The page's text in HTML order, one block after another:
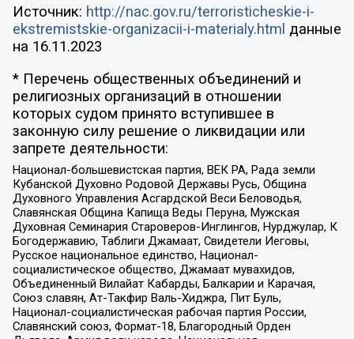
Источник: http://nac.gov.ru/terroristicheskie-i-
ekstremistskie-organizacii-i-materialy.html данные
на 16.11.2023
* Перечень общественных объединений и
религиозных организаций в отношении
которых судом принято вступившее в
законную силу решение о ликвидации или
запрете деятельности:
Национал-большевистская партия, ВЕК РА, Рада земли
Кубанской Духовно Родовой Державы Русь, Община
Духовного Управления Асгардской Веси Беловодья,
Славянская Община Капища Веды Перуна, Мужская
Духовная Семинария Староверов-Инглингов, Нурджулар, К
Богодержавию, Таблиги Джамаат, Свидетели Иеговы,
Русское национальное единство, Национал-
социалистическое общество, Джамаат мувахидов,
Объединенный Вилайат Кабарды, Балкарии и Карачая,
Союз славян, Ат-Такфир Валь-Хиджра, Пит Буль,
Национал-социалистическая рабочая партия России,
Славянский союз, Формат-18, Благородный Орден